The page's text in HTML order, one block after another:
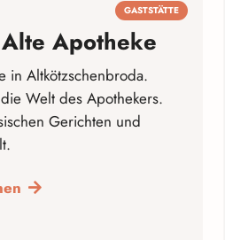
GASTSTÄTTE
Apotheke
in Altkötzschenbroda.
Welt des Apothekers.
Gerichten und